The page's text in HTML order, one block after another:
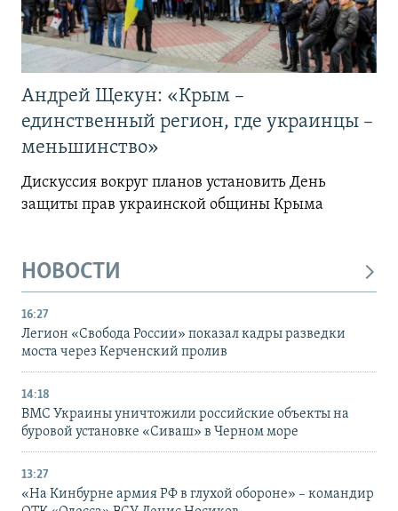
Андрей Щекун: «Крым –
единственный регион, где украинцы –
меньшинство»
Дискуссия вокруг планов установить День
защиты прав украинской общины Крыма
НОВОСТИ
16:27
Легион «Свобода России» показал кадры разведки
моста через Керченский пролив
14:18
ВМС Украины уничтожили российские объекты на
буровой установке «Сиваш» в Черном море
13:27
«На Кинбурне армия РФ в глухой обороне» – командир